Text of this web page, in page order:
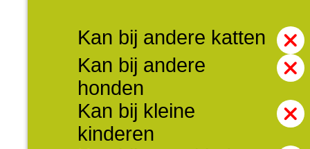
Kan bij andere katten
Kan bij andere
honden
Kan bij kleine
kinderen